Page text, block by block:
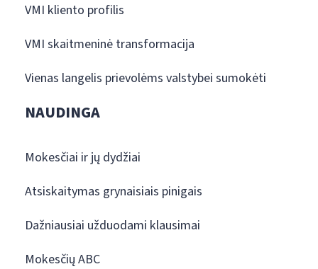
VMI kliento profilis
VMI skaitmeninė transformacija
Vienas langelis prievolėms valstybei sumokėti
NAUDINGA
Mokesčiai ir jų dydžiai
Atsiskaitymas grynaisiais pinigais
Dažniausiai užduodami klausimai
Mokesčių ABC